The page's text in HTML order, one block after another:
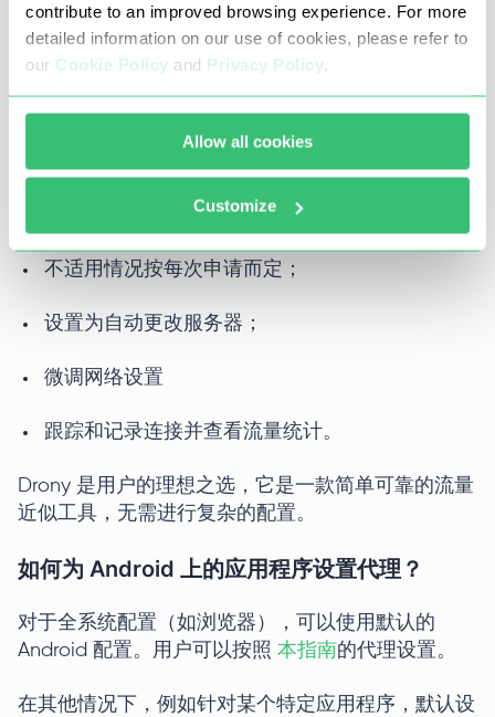
contribute to an improved browsing experience. For more
detailed information on our use of cookies, please refer to
our Cookie Policy and Privacy Policy.
Allow all cookies
Customize
Drony
Drony 是一款流行的安卓代理应用程序，具有先进的
能够处理 SOCKS 和 HTTPS；
不适用情况按每次申请而定；
设置为自动更改服务器；
微调网络设置
跟踪和记录连接并查看流量统计。
Drony 是用户的理想之选，它是一款简单可靠的流量
近似工具，无需进行复杂的配置。
如何为 Android 上的应用程序设置代理？
对于全系统配置（如浏览器），可以使用默认的
Android 配置。用户可以按照 本指南的代理设置。
在其他情况下，例如针对某个特定应用程序，默认设